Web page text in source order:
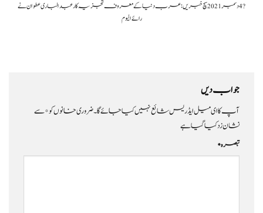
?️ 4 دسمبر 2021سچ خبریں:عرب دنیا کے معروف تجزیہ کار عبدالباری عطوان نے
رائے الیوم
جواب دیں
آپ کا ای میل ایڈریس شائع نہیں کیا جائے گا۔ضروری خانوں کو*سے
نشان زد کیا گیا ہے
تبصرہ*